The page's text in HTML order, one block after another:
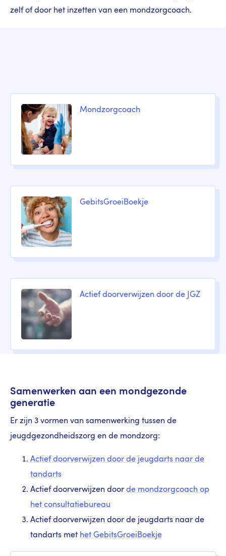
zelf of door het inzetten van een mondzorgcoach.
Mondzorgcoach
GebitsGroeiBoekje
Actief doorverwijzen door de JGZ
Samenwerken aan een mondgezonde
generatie
Er zijn 3 vormen van samenwerking tussen de
jeugdgezondheidszorg en de mondzorg:
Actief doorverwijzen door de jeugdarts naar de
tandarts
Actief doorverwijzen door de mondzorgcoach op
het consultatiebureau
Actief doorverwijzen door de jeugdarts naar de
tandarts met het GebitsGroeiBoekje